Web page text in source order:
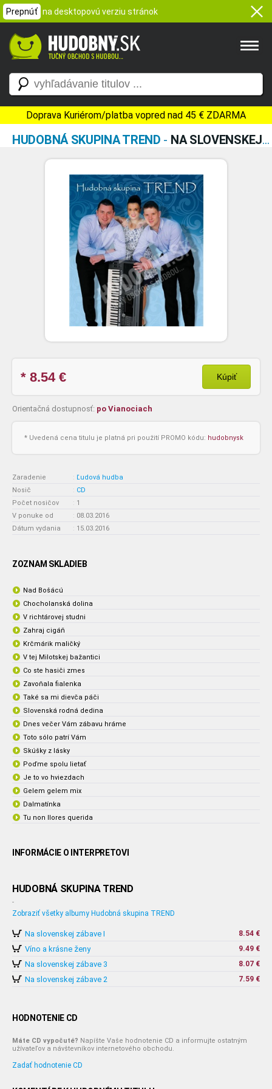
Prepnúť na desktopovú verziu stránok
Doprava Kuriérom/platba vopred nad 45 € ZDARMA
HUDOBNÁ SKUPINA TREND - NA SLOVENSKEJ ZÁBAVE I
* 8.54€ Kúpiť
Orientačná dostupnosť: po Vianociach
* Uvedená cena titulu je platná pri použití PROMO kódu: hudobnysk
Zaradenie : Ľudová hudba
Nosič
: CD
Počet nosičov
: 1
V ponuke od
: 08.03.2016
Dátum vydania
: 15.03.2016
ZOZNAM SKLADIEB
Nad Bošácú
Chocholanská dolina
V richtárovej studni
Zahraj cigáň
Krčmárik maličký
V tej Milotskej bažantici
Co ste hasiči zmes
Zavoňala fialenka
Také sa mi dievča páči
Slovenská rodná dedina
Dnes večer Vám zábavu hráme
Toto sólo patrí Vám
Skúšky z lásky
Poďme spolu lietať
Je to vo hviezdach
Gelem gelem mix
Dalmatínka
Tu non llores querida
INFORMÁCIE O INTERPRETOVI
HUDOBNÁ SKUPINA TREND
-
Zobraziť všetky albumy Hudobná skupina TREND
Na slovenskej zábave I 8.54 €
Víno a krásne ženy 9.49 €
Na slovenskej zábave 3 8.07 €
Na slovenskej zábave 2 7.59 €
HODNOTENIE CD
Máte CD vypočuté? Napíšte Vaše hodnotenie CD a informujte ostatným
užívateľov a návštevníkov internetového obchodu.
Zadať hodnotenie CD